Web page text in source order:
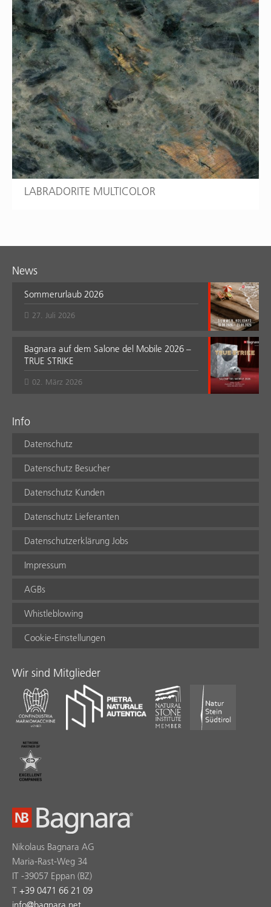
LABRADORITE MULTICOLOR
News
Sommerurlaub 2026
27. Juli 2026
Bagnara auf dem Salone del Mobile 2026 –
TRUE STRIKE
02. März 2026
Info
Datenschutz
Datenschutz Besucher
Datenschutz Kunden
Datenschutz Lieferanten
Datenschutzerklärung Jobs
Impressum
AGBs
Whistleblowing
Cookie-Einstellungen
Wir sind Mitglieder
Nikolaus Bagnara AG
Maria-Rast-Weg 34
IT -39057 Eppan (BZ)
T +39 0471 66 21 09
info@bagnara.net